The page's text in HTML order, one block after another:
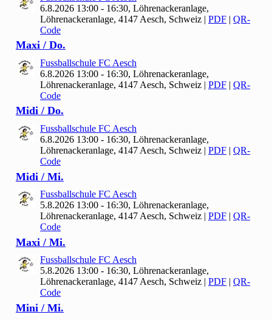
6.8.2026 13:00 - 16:30, Löhrenackeranlage,
Löhrenackeranlage, 4147 Aesch, Schweiz | PDF | QR-
Code
Maxi / Do.
Fussballschule FC Aesch
6.8.2026 13:00 - 16:30, Löhrenackeranlage,
Löhrenackeranlage, 4147 Aesch, Schweiz | PDF | QR-
Code
Midi / Do.
Fussballschule FC Aesch
6.8.2026 13:00 - 16:30, Löhrenackeranlage,
Löhrenackeranlage, 4147 Aesch, Schweiz | PDF | QR-
Code
Midi / Mi.
Fussballschule FC Aesch
5.8.2026 13:00 - 16:30, Löhrenackeranlage,
Löhrenackeranlage, 4147 Aesch, Schweiz | PDF | QR-
Code
Maxi / Mi.
Fussballschule FC Aesch
5.8.2026 13:00 - 16:30, Löhrenackeranlage,
Löhrenackeranlage, 4147 Aesch, Schweiz | PDF | QR-
Code
Mini / Mi.